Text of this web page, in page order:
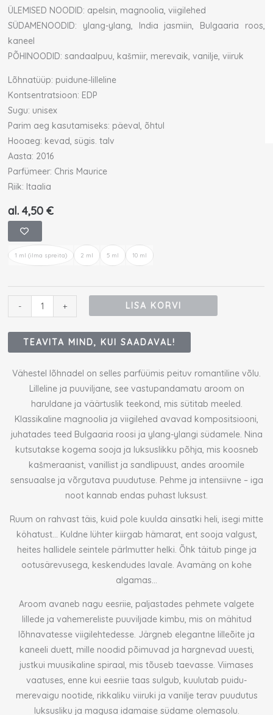
ÜLEMISED NOODID: apelsin, magnoolia, viigilehed
SÜDAMENOODID: ylang-ylang, India jasmiin, Bulgaaria roos,
kaneel
PÕHINOODID: sandaalpuu, kašmiir, merevaik, vanilje, viiruk
Lõhnatüüp: puidune-lilleline
Kontsentratsioon: EDP
Sugu: unisex
Parim aeg kasutamiseks: päeval, õhtul
Hooaeg: kevad, sügis. talv
Aasta: 2016
Parfümeer: Chris Maurice
Riik: Itaalia
al.4,50€
1 ml (ilma spreita) 2 ml 5 ml 10 ml
-
Xerjoff
Ouverture
proov
+ LISA KORVI
TEAVITA MIND, KUI SAADAVAL!
Vähestel lõhnadel on selles parfüümis peituv romantiline võlu.
Lilleline ja puuviljane, see vastupandamatu aroom on
haruldane ja väärtuslik teekond, mis sütitab meeled.
Klassikaline magnoolia ja viigilehed avavad kompositsiooni,
juhatades teed Bulgaaria roosi ja ylang-ylangi südamele. Nina
kutsutakse kogema sooja ja luksuslikku põhja, mis koosneb
kašmeraanist, vanillist ja sandlipuust, andes aroomile
sensuaalse ja võrgutava puudutuse. Pehme ja intensiivne – iga
noot kannab endas puhast luksust.
Ruum on rahvast täis, kuid pole kuulda ainsatki heli, isegi mitte
köhatust… Kuldne lühter kiirgab hämarat, ent sooja valgust,
heites hallidele seintele pärlmutter helki. Õhk täitub pinge ja
ootusärevusega, keskendudes lavale. Avamäng on kohe
algamas…
Aroom avaneb nagu eesriie, paljastades pehmete valgete
lillede ja vahemereliste puuviljade kimbu, mis on mähitud
lõhnavatesse viigilehtedesse. Järgneb elegantne lilleõite ja
kaneeli duett, mille noodid põimuvad ja hargnevad uuesti,
justkui muusikaline spiraal, mis tõuseb taevasse. Viimases
vaatuses, enne kui eesriie taas sulgub, kuulutab puidu-
merevaigu nootide, rikkaliku viiruki ja vanilje terav puudutus
luksusliku ja magusa idamaise südame olemasolu.